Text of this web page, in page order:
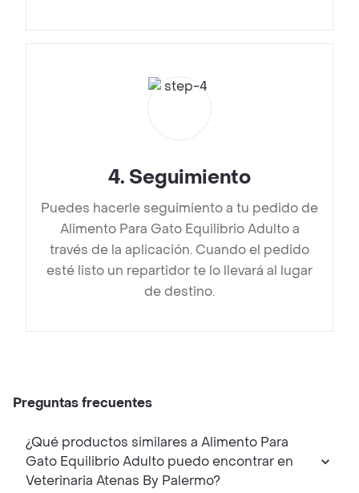
4. Seguimiento
Puedes hacerle seguimiento a tu pedido de
Alimento Para Gato Equilibrio Adulto a
través de la aplicación. Cuando el pedido
esté listo un repartidor te lo llevará al lugar
de destino.
Preguntas frecuentes
¿Qué productos similares a Alimento Para
Gato Equilibrio Adulto puedo encontrar en
Veterinaria Atenas By Palermo?